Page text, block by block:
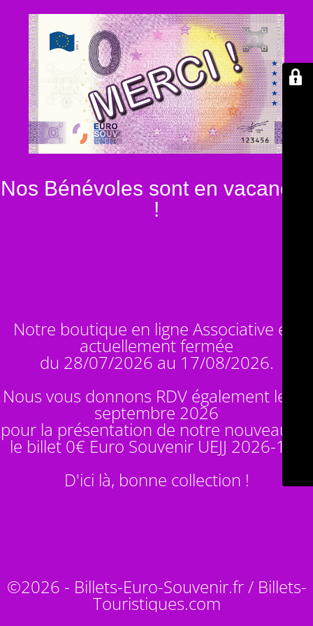
Nos Bénévoles sont en vacances
!
Notre boutique en ligne Associative est
actuellement fermée
du 28/07/2026 au 17/08/2026.
Nous vous donnons RDV également le 14
septembre 2026
pour la présentation de notre nouveauté :
le billet 0€ Euro Souvenir UEJJ 2026-10
D'ici là, bonne collection !
©2026 - Billets-Euro-Souvenir.fr / Billets-
Touristiques.com